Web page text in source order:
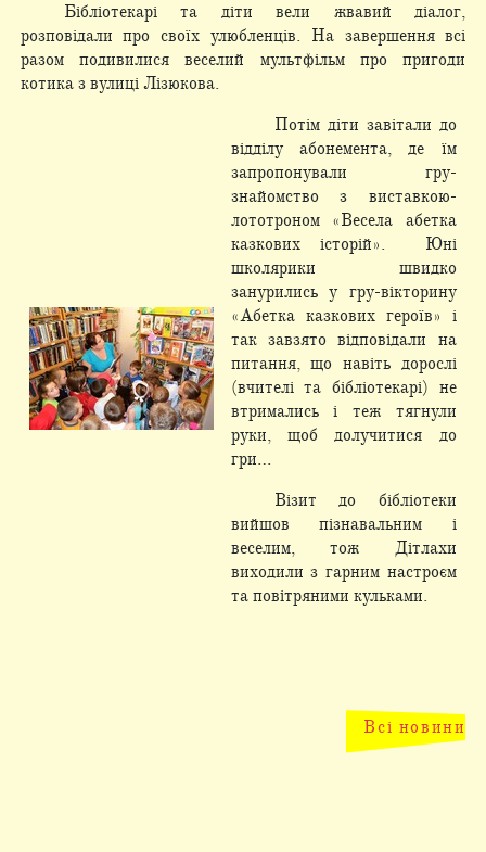
Бібліотекарі та діти вели жвавий діалог,
розповідали про своїх улюбленців. На завершення всі
разом подивилися веселий мультфільм про пригоди
котика з вулиці Лізюкова.
Потім діти завітали до
відділу абонемента, де їм
запропонували гру-
знайомство з виставкою-
лототроном «Весела абетка
казкових історій». Юні
школярики швидко
занурились у гру-вікторину
«Абетка казкових героїв» і
так завзято відповідали на
питання, що навіть дорослі
(вчителі та бібліотекарі) не
втримались і теж тягнули
руки, щоб долучитися до
гри…
Візит до бібліотеки
вийшов пізнавальним і
веселим, тож Дітлахи
виходили з гарним настроєм
та повітряними кульками.
Всі новини